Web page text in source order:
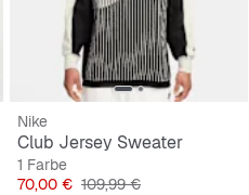
Nike
Club Jersey Sweater
1 Farbe
Preis
70,00 € Originalpreis
109,99 €